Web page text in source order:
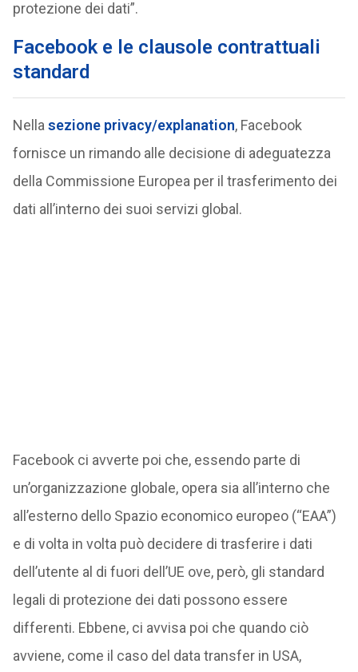
protezione dei dati”.
Facebook e le clausole contrattuali
standard
Nellasezione privacy/explanation, Facebook
fornisce un rimando alle decisione di adeguatezza
della Commissione Europea per il trasferimento dei
dati all’interno dei suoi servizi global.
Facebook ci avverte poi che, essendo parte di
un’organizzazione globale, opera sia all’interno che
all’esterno dello Spazio economico europeo (“EAA”)
e di volta in volta può decidere di trasferire i dati
dell’utente al di fuori dell’UE ove, però, gli standard
legali di protezione dei dati possono essere
differenti. Ebbene, ci avvisa poi che quando ciò
avviene, come il caso del data transfer in USA,